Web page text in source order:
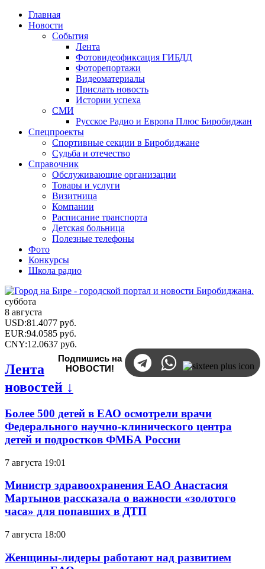
Главная
Новости
События
Лента
Фотовидеофиксация ГИБДД
Фоторепортажи
Видеоматериалы
Прислать новость
Истории успеха
СМИ
Русское Радио и Европа Плюс Биробиджан
Спецпроекты
Спортивные секции в Биробиджане
Судьба и отечество
Справочник
Обслуживающие организации
Товары и услуги
Визитница
Компании
Расписание транспорта
Детская больница
Полезные телефоны
Фото
Конкурсы
Школа радио
суббота
8 августа
USD:81.4077 руб.
EUR:94.0585 руб.
CNY:12.0637 руб.
Подпишись на
НОВОСТИ!
Лента
новостей ↓
Более 500 детей в ЕАО осмотрели врачи
Федерального научно-клинического центра
детей и подростков ФМБА России
7 августа 19:01
Министр здравоохранения ЕАО Анастасия
Мартынов рассказала о важности «золотого
часа» для попавших в ДТП
7 августа 18:00
Женщины-лидеры работают над развитием